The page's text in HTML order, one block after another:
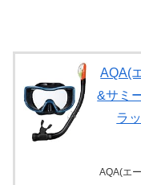
AQA(
&サミ
ラ
AQA(エ